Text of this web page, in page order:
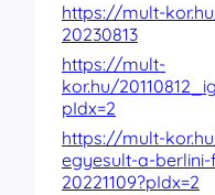
https://mult-
20230813
https://mult-
kor.hu/
pIdx=2
https://mult-
egyesult-a-
20221109?pIdx=2